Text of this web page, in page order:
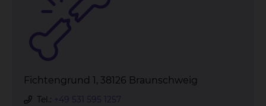
Fichtengrund 1, 38126 Braunschweig
Tel.: +49 531 595 1257